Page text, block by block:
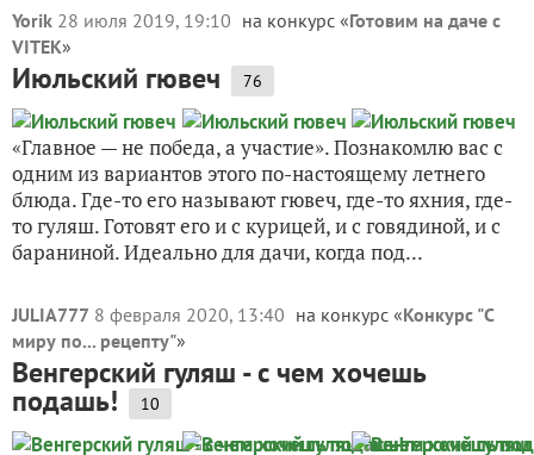
Yorik 28 июля 2019, 19:10 на конкурс «Готовим на даче с
VITEK»
Июльский гювеч 76
«Главное — не победа, а участие». Познакомлю вас с
одним из вариантов этого по-настоящему летнего
блюда. Где-то его называют гювеч, где-то яхния, где-
то гуляш. Готовят его и с курицей, и с говядиной, и с
бараниной. Идеально для дачи, когда под...
JULIA777 8 февраля 2020, 13:40 на конкурс «Конкурс "С
миру по... рецепту"»
Венгерский гуляш - с чем хочешь
подашь! 10